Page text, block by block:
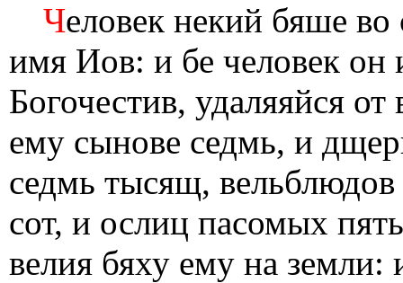
Человек некий бяше
имя Иов: и бе человек он
Богочестив, удаляяйся
ему сынове седмь, и
седмь тысящ,
сот, и ослиц пасомых
велия бяху ему на земли: